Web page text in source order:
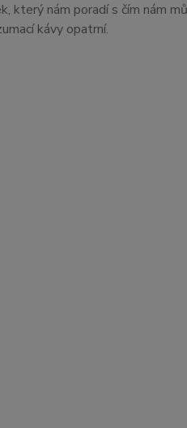
který nám poradí s čím nám
kávy opatrní.